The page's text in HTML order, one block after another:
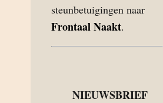
steunbetuigingen naar
Frontaal Naakt.
NIEUWSBRIEF